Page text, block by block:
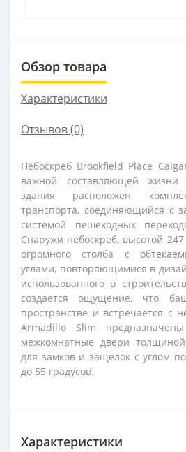
Обзор товара
Характеристики
Отзывов (0)
Небоскреб Brookfield Place
важной составляющей жизни
здания расположен
транспорта, соединяющийся с
системой пешеходных
Снаружи небоскреб, высотой
огромного столба с
углами, повторяющимися в
использованного в
создается ощущение, что
пространстве и встречается с
Armadillo Slim
межкомнатные двери
для замков и защелок с углом
до 55 градусов.
Характеристики